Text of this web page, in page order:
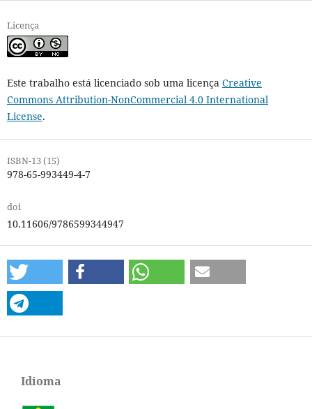
Licença
Este trabalho está licenciado sob uma licença Creative
Commons Attribution-NonCommercial 4.0 International
License.
ISBN-13 (15)
978-65-993449-4-7
doi
10.11606/9786599344947
Idioma